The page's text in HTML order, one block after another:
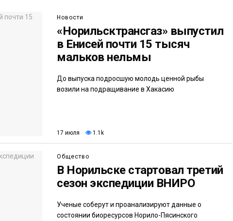
Новости
«Норильсктрансгаз» выпустил
в Енисей почти 15 тысяч
мальков нельмы
До выпуска подросшую молодь ценной рыбы
возили на подращивание в Хакасию
17 июля 1.1k
Общество
В Норильске стартовал третий
сезон экспедиции ВНИРО
Ученые соберут и проанализируют данные о
состоянии биоресурсов Норило-Пясинского